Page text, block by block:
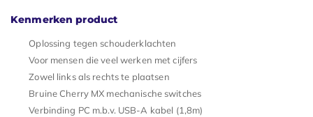
Kenmerken product
Oplossing tegen schouderklachten
Voor mensen die veel werken met cijfers
Zowel links als rechts te plaatsen
Bruine Cherry MX mechanische switches
Verbinding PC m.b.v. USB-A kabel (1,8m)